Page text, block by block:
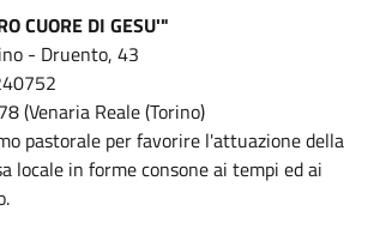
CUORE DI GESU'"
- Druento, 43
(Venaria Reale (Torino)
pastorale per favorire l'attuazione della
locale in forme consone ai tempi ed ai